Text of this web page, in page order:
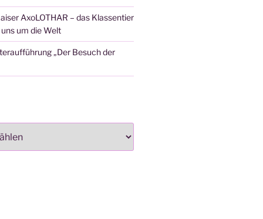
AxoLOTHAR – das Klassentier
um die Welt
„Der Besuch der